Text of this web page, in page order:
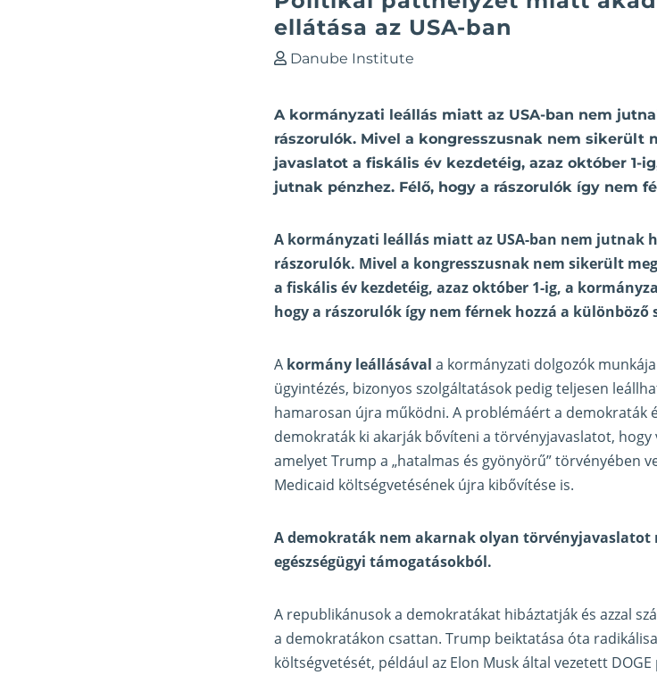
ellátása az USA-ban
Danube Institute
A kormányzati leállás miatt az USA-ban nem
rászorulók. Mivel a kongresszusnak nem sikerült
javaslatot a fiskális év kezdetéig, azaz október 1-
jutnak pénzhez. Félő, hogy a rászorulók így nem
A kormányzati leállás miatt az USA-ban nem jutnak
rászorulók. Mivel a kongresszusnak nem sikerült
a fiskális év kezdetéig, azaz október 1-ig, a
hogy a rászorulók így nem férnek hozzá a különböző
A kormány leállásával a kormányzati dolgozók
ügyintézés, bizonyos szolgáltatások pedig teljesen
hamarosan újra működni. A problémáért a demokraták
demokraták ki akarják bővíteni a törvényjavaslatot,
amelyet Trump a „hatalmas és gyönyörű” törvényében
Medicaid költségvetésének újra kibővítése is.
A demokraták nem akarnak olyan törvényjavaslatot
egészségügyi támogatásokból.
A republikánusok a demokratákat hibáztatják és azzal
a demokratákon csattan. Trump beiktatása óta
költségvetését, például az Elon Musk által vezetett